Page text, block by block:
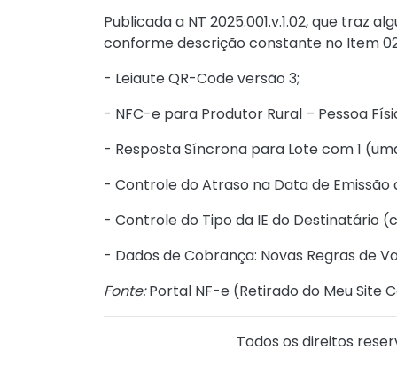
Publicada a NT 2025.001.v.1.02, que traz
conforme descrição constante no Item
- Leiaute QR-Code versão 3;
- NFC-e para Produtor Rural – Pessoa
- Resposta Síncrona para Lote com 1
- Controle do Atraso na Data de Emissão
- Controle do Tipo da IE do Destinatário
- Dados de Cobrança: Novas Regras de
Fonte:Portal NF-e (Retirado do Meu Site
Todos os direitos